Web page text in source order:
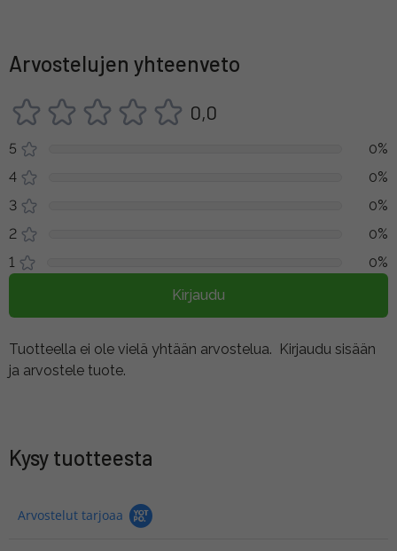
Arvostelujen yhteenveto
0,0
5
0%
4
0%
3
0%
2
0%
1
0%
Kirjaudu
Tuotteella ei ole vielä yhtään arvostelua. Kirjaudu sisään
ja arvostele tuote.
Kysy tuotteesta
Arvostelut tarjoaa